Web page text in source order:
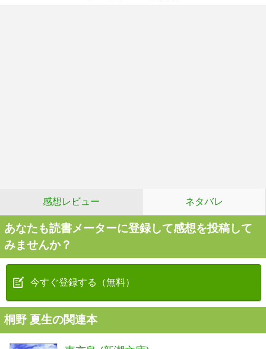
感想レビュー ネタバレ
あなたも読書メーターに登録して感想を投稿して
みませんか？
今すぐ登録する（無料）
桐野 夏生の関連本